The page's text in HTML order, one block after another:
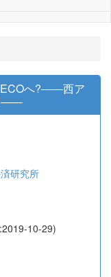
ECOへ?――西ア
――
研究所
10-29)